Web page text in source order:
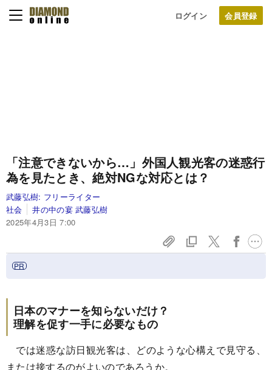
ログイン
「注意できないから…」外国人観光客の迷惑行
為を見たとき、絶対NGな対応とは？
武藤弘樹: フリーライター
社会
井の中の宴 武藤弘樹
2025年4月3日 7:00
日本のマナーを知らないだけ？
理解を促す一手に必要なもの
では迷惑な訪日観光客は、どのような心構えで見守る、
または接するのがよいのであろうか。